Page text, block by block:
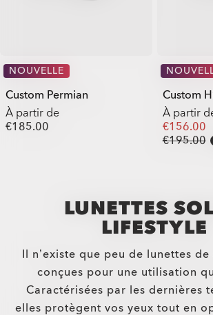
NOUVELLE
Custom Permian
À partir de
€185.00
Custom
À partir
€156.00
€195.00
LUNETTES
LIFESTYLE
Il n’existe que peu de lunettes
conçues pour une utilisation
Caractérisées par les dernières
elles protègent vos yeux tout en